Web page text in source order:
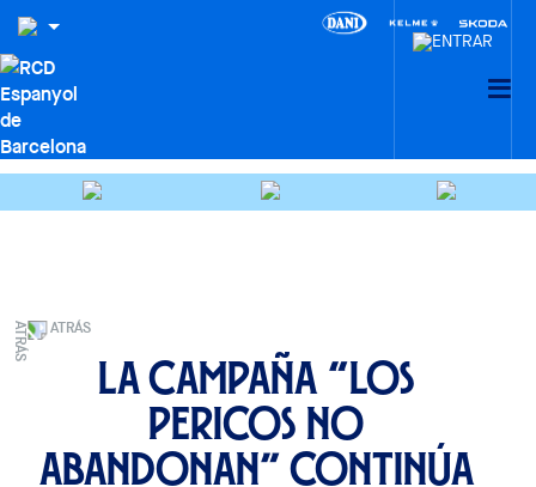
ATRÁS
La campaña “Los
Pericos No
Abandonan” continúa